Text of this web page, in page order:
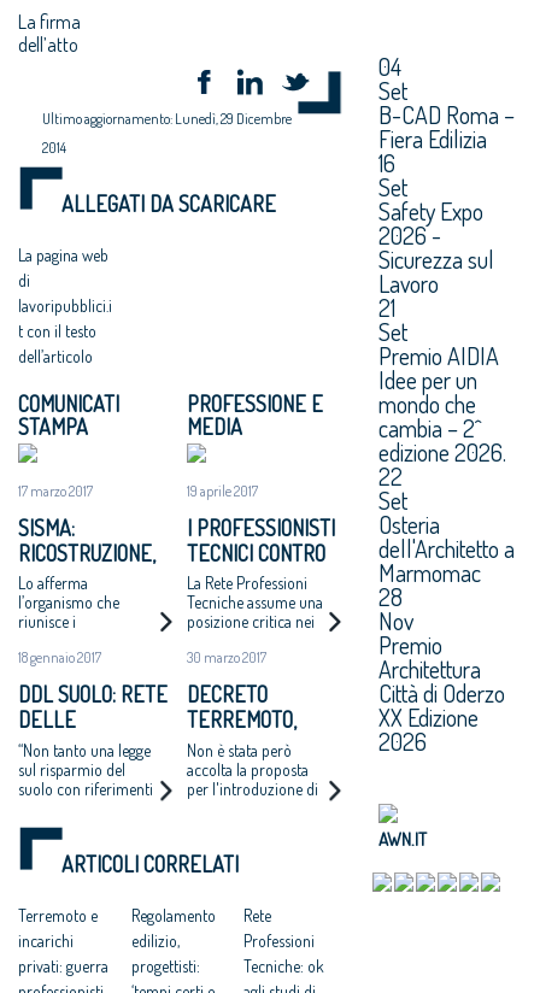
La firma
dell’atto
Ultimo aggiornamento: Lunedì, 29 Dicembre
2014
ALLEGATI DA SCARICARE
La pagina web
di
lavoripubblici.i
t con il testo
dell’articolo
COMUNICATI
STAMPA
17 marzo 2017
SISMA:
RICOSTRUZIONE,
PER LA RETE
PROFESSIONI
TECNICHE
“ILLEGITTIMA
L’APERTURA A
SOCIETÀ DI
INGEGNERIA PER
INCARICHI DA
PRIVATI”
Lo afferma
l’organismo che
riunisce i
italiani in una lettera
Commissario Errani.
18 gennaio 2017
DDL SUOLO: RETE
DELLE
PROFESSIONI
TECNICHE,
“SERVE
RIVOLUZIONARE
L’APPROCCIO”
“Non tanto una legge
sul risparmio del
suolo con riferimenti
urbana, quanto la
promozione della
rigenerazione urbana
azione per
contrastare proprio lo
spreco di suolo”.
PROFESSIONE E
MEDIA
19 aprile 2017
I PROFESSIONISTI
TECNICI CONTRO
LO SPLIT
PAYMENT
La Rete Professioni
Tecniche assume una
posizione critica nei
dell’estensione del
split payment ai liberi
professionisti
30 marzo 2017
DECRETO
TERREMOTO,
RECEPITE GRAN
PARTE DELLE
PROPOSTE DELLA
TECNICHE
Non è stata però
accolta la proposta
per l'introduzione di
reddito medio di
professionisti
volontari che si
occupano dei
sopralluoghi di
agibilità degli edifici
ARTICOLI CORRELATI
Terremoto e
incarichi
privati: guerra
Regolamento
edilizio,
progettisti:
Rete
Professioni
Tecniche: ok
04
Set
B-CAD Roma –
Fiera Edilizia
16
Set
Safety Expo
2026 -
Sicurezza sul
Lavoro
21
Set
Premio AIDIA
Idee per un
mondo che
cambia – 2^
edizione 2026.
22
Set
Osteria
dell'Architetto a
Marmomac
28
Nov
Premio
Architettura
Città di Oderzo
XX Edizione
2026
AWN.IT